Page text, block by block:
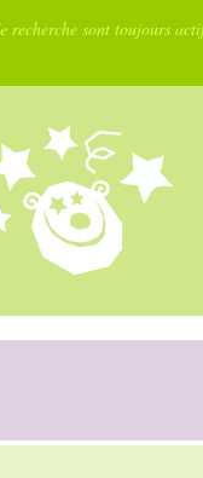
sont toujours